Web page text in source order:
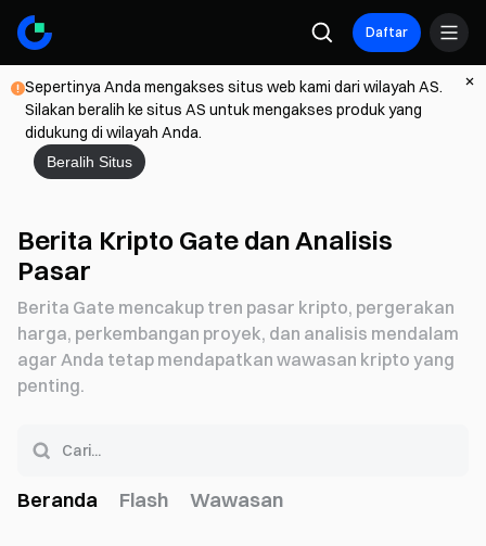
Daftar
Sepertinya Anda mengakses situs web kami dari wilayah AS.
Silakan beralih ke situs AS untuk mengakses produk yang
didukung di wilayah Anda.
Beralih Situs
Berita Kripto Gate dan Analisis
Pasar
Berita Gate mencakup tren pasar kripto, pergerakan
harga, perkembangan proyek, dan analisis mendalam
agar Anda tetap mendapatkan wawasan kripto yang
penting.
Beranda Flash Wawasan